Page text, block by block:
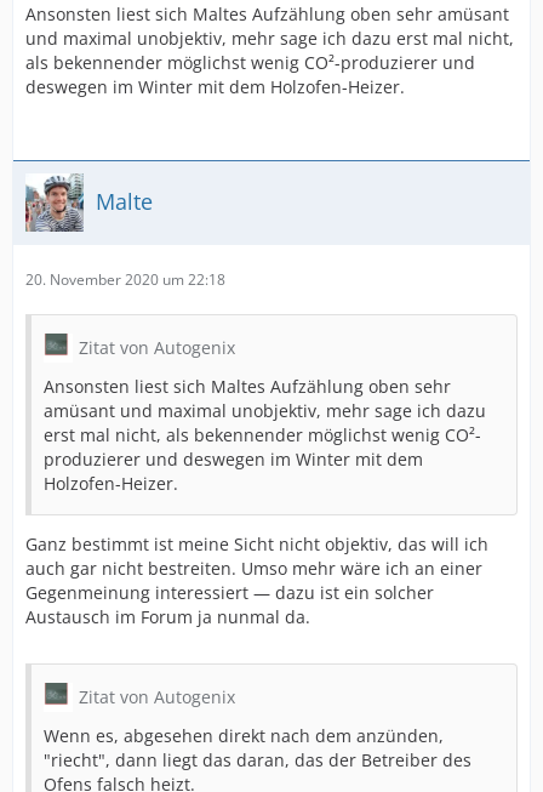
Ansonsten liest sich Maltes Aufzählung oben sehr amüsant
und maximal unobjektiv, mehr sage ich dazu erst mal nicht,
als bekennender möglichst wenig CO²-produzierer und
deswegen im Winter mit dem Holzofen-Heizer.
Malte
20. November 2020 um 22:18
Zitat von Autogenix
Ansonsten liest sich Maltes Aufzählung oben sehr
amüsant und maximal unobjektiv, mehr sage ich dazu
erst mal nicht, als bekennender möglichst wenig CO²-
produzierer und deswegen im Winter mit dem
Holzofen-Heizer.
Ganz bestimmt ist meine Sicht nicht objektiv, das will ich
auch gar nicht bestreiten. Umso mehr wäre ich an einer
Gegenmeinung interessiert — dazu ist ein solcher
Austausch im Forum ja nunmal da.
Zitat von Autogenix
Wenn es, abgesehen direkt nach dem anzünden,
"riecht", dann liegt das daran, das der Betreiber des
Ofens falsch heizt.